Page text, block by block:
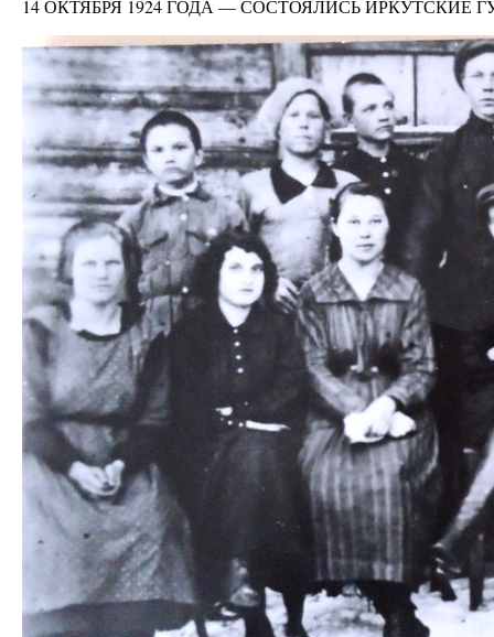
14 ОКТЯБРЯ 1924 ГОДА — СОСТОЯЛИСЬ